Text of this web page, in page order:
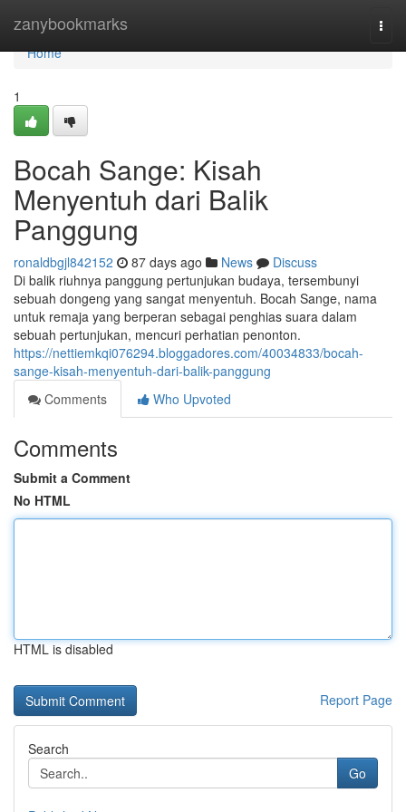
zanybookmarks
Home
Home
1
Bocah Sange: Kisah
Menyentuh dari Balik
Panggung
ronaldbgjl842152 87 days ago News
Discuss
Di balik riuhnya panggung pertunjukan budaya, tersembunyi
sebuah dongeng yang sangat menyentuh. Bocah Sange, nama
untuk remaja yang berperan sebagai penghias suara dalam
sebuah pertunjukan, mencuri perhatian penonton.
https://nettiemkqi076294.bloggadores.com/40034833/bocah-
sange-kisah-menyentuh-dari-balik-panggung
Comments
Who Upvoted
Comments
Submit a Comment
No HTML
HTML is disabled
Report Page
Search
Go